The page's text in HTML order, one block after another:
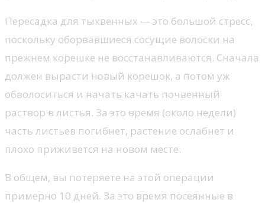
Пересадка для тыквенных — это большой стресс,
поскольку оборвавшиеся сосущие волоски на
прежнем корешке не восстанавливаются. Сначала
должен вырасти новый корешок, а потом уж
обволоситься и начать качать почвенный
раствор в листья. За это время (около недели)
часть листьев погибнет, растение ослабнет и
плохо приживется на новом месте.
В общем, вы потеряете на этой операции
примерно 10 дней. За это время посеянные в